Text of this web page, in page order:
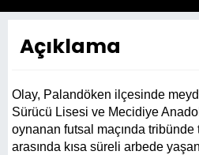
Açıklama
Olay, Palandöken ilçesinde
Sürücü Lisesi ve Mecidiye
oynanan futsal maçında tribünde
arasında kısa süreli arbede